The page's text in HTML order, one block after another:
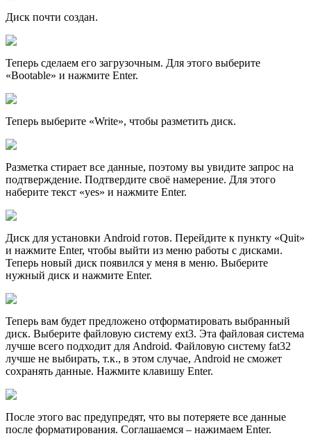
Диск почти создан.
Теперь сделаем его загрузочным. Для этого выберите
«Bootable» и нажмите Enter.
Теперь выберите «Write», чтобы разметить диск.
Разметка стирает все данные, поэтому вы увидите запрос на
подтверждение. Подтвердите своё намерение. Для этого
наберите текст «yes» и нажмите Enter.
Диск для установки Android готов. Перейдите к пункту «Quit»
и нажмите Enter, чтобы выйти из меню работы с дисками.
Теперь новый диск появился у меня в меню. Выберите
нужный диск и нажмите Enter.
Теперь вам будет предложено отформатировать выбранный
диск. Выберите файловую систему ext3. Эта файловая система
лучше всего подходит для Android. Файловую систему fat32
лучше не выбирать, т.к., в этом случае, Android не сможет
сохранять данные. Нажмите клавишу Enter.
После этого вас предупредят, что вы потеряете все данные
после форматирования. Соглашаемся – нажимаем Enter.